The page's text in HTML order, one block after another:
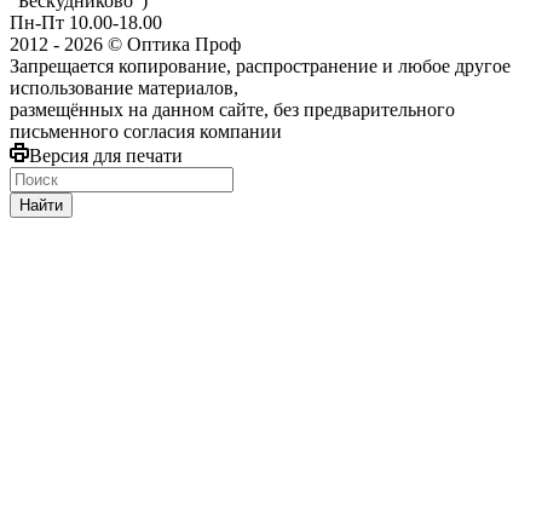
Пн-Пт 10.00-18.00
2012 - 2026 © Оптика Проф
Запрещается копирование, распространение и любое другое
использование материалов,
размещённых на данном сайте, без предварительного
письменного согласия компании
Версия для печати
Найти